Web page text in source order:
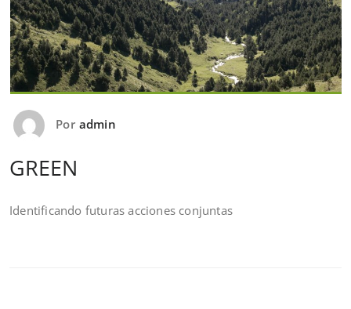
Por admin
GREEN
Identificando futuras acciones conjuntas